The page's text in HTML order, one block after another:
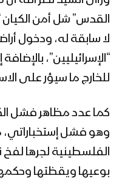
القدس” شل أمن الكيان
“الإسرائيليين”،
للخارج ما سيؤر على
كما عدد مظاهر فشل
وهو فشل
الفلسطينية لجرها
بوعيها ويقظتها